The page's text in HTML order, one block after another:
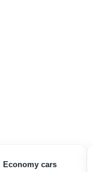
Economy cars